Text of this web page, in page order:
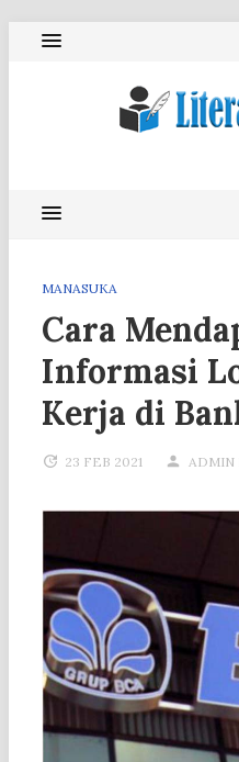
MANASUKA
Cara
Informasi
Kerja di
23 FEB 2021 ADMIN